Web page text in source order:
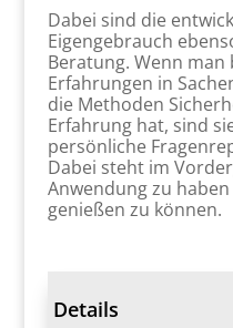
Dabei sind die
Eigengebrauch
Beratung. Wenn man
Erfahrungen in
die Methoden
Erfahrung hat, sind
persönliche
Dabei steht im
Anwendung zu
genießen zu können.
Details